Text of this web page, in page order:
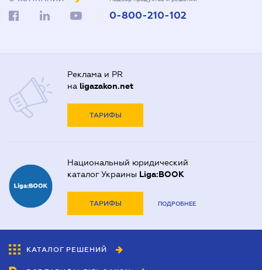
0-800-210-102
Реклама и PR
на ligazakon.net
ТАРИФЫ
Национальный юридический
каталог Украины Liga:BOOK
ТАРИФЫ ПОДРОБНЕЕ
КАТАЛОГ РЕШЕНИЙ